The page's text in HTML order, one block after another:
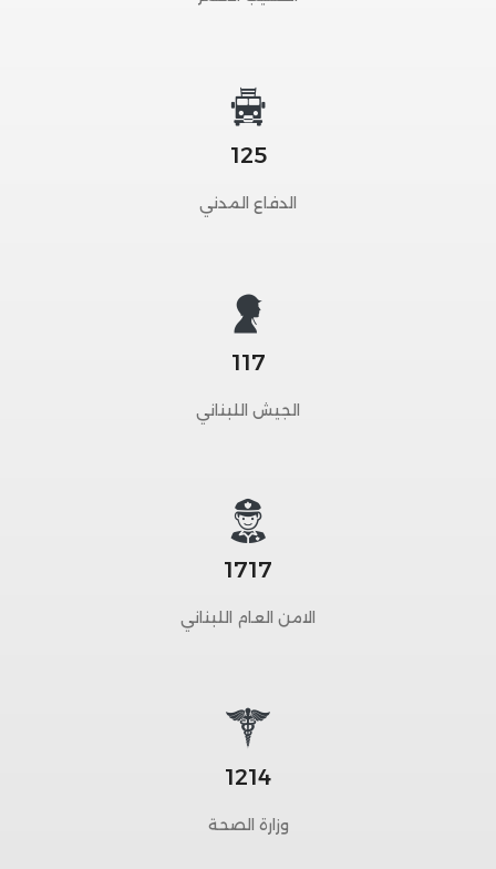
125
الدفاع المدني
117
الجيش اللبناني
1717
الامن العام اللبناني
1214
وزارة الصحة